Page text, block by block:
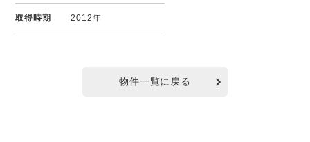
取得時期 2012年
物件一覧に戻る